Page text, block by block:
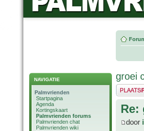
NAVIGATIE
Palmvrienden
Startpagina
Agenda
Kortingskaart
Palmvrienden forums
Palmvrienden chat
Palmvrienden wiki
groei
Plaats een
Re:
door